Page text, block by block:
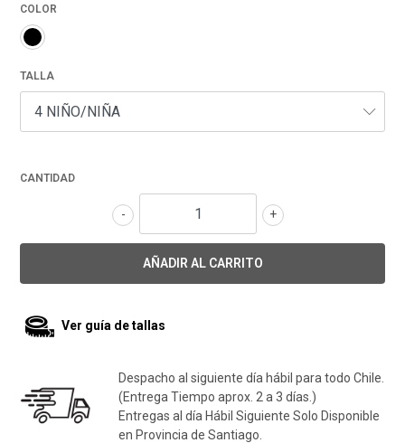
COLOR
TALLA
CANTIDAD
+
-
Ver guía de tallas
Despacho al siguiente día hábil para todo Chile.
(Entrega Tiempo aprox. 2 a 3 días.)
Entregas al día Hábil Siguiente Solo Disponible
en Provincia de Santiago.